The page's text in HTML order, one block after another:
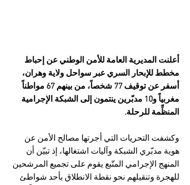
أعلنت المديرية العامة للأمن الوطني عن إحباط
مخطط للإبحار السري عبر سواحل ولاية وهران،
أسفر عن توقيف 77 شخصاً، من بينهم 67 مواطناً
مغربياً و10 مدبّرين ينتمون إلى الشبكة الإجرامية
المنظِّمة للرحلة.
وكشفت التحريات التي أجرتها مصالح الأمن عن
هوية مدبّري الشبكة وآليات اشتغالها، إذ تبيّن أن
المنهج الإجرامي المتّبع يقوم على تجميع المرشحين
للهجرة وتنقيلهم نحو نقطة الانطلاق بأحد شواطئ